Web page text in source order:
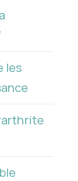
les